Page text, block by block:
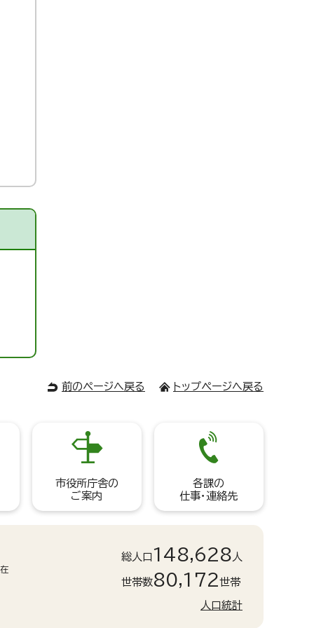
前のページへ戻る トップページへ戻る
市役所庁舎の
ご案内
各課の
仕事・連絡先
総人口 148,628 人
世帯数80,172世帯
人口統計